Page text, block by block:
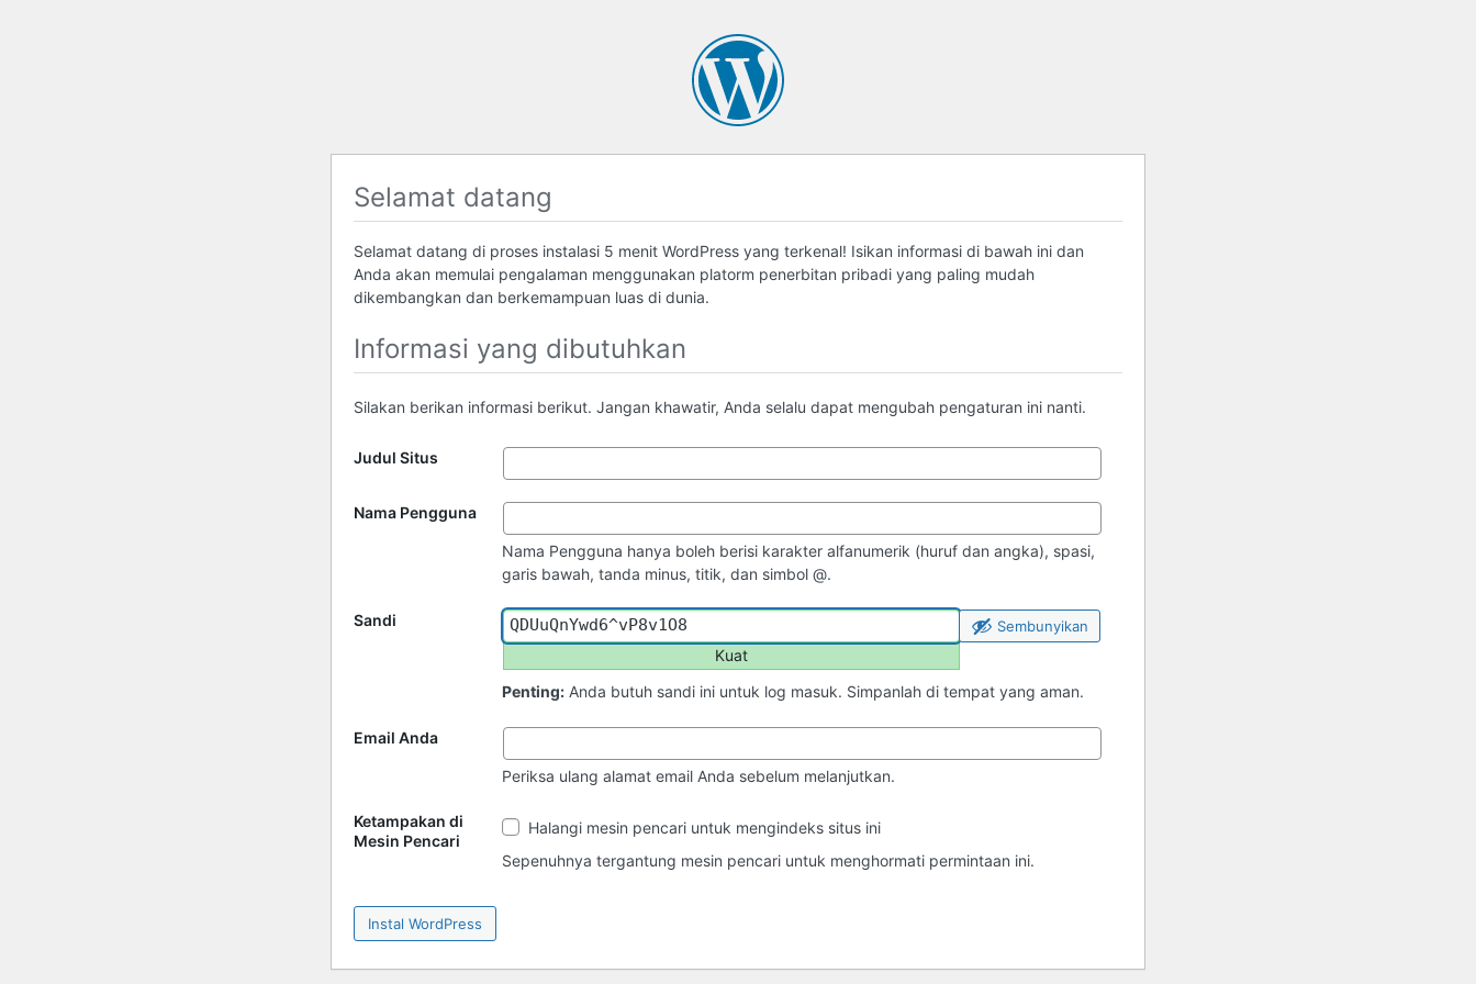
Selamat datang
Selamat datang di proses instalasi 5 menit WordPress yang terkenal! Isikan informasi di bawah ini dan
Anda akan memulai pengalaman menggunakan platorm penerbitan pribadi yang paling mudah
dikembangkan dan berkemampuan luas di dunia.
Informasi yang dibutuhkan
Silakan berikan informasi berikut. Jangan khawatir, Anda selalu dapat mengubah pengaturan ini nanti.
Judul Situs
Nama Pengguna
Nama Pengguna hanya boleh berisi karakter alfanumerik (huruf dan angka), spasi,
garis bawah, tanda minus, titik, dan simbol @.
Sandi
Kuat
Sembunyikan
Penting: Anda butuh sandi ini untuk log masuk. Simpanlah di tempat yang aman.
Email Anda
Periksa ulang alamat email Anda sebelum melanjutkan.
Ketampakan di
Mesin Pencari
Ketampakan
di
Mesin
Halangi mesin pencari untuk mengindeks situs ini
Sepenuhnya tergantung mesin pencari untuk menghormati permintaan ini.